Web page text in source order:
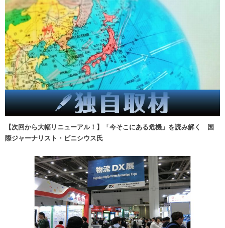
【次回から大幅リニューアル！】「今そこにある危機」を読み解く 国
際ジャーナリスト・ビニシウス氏